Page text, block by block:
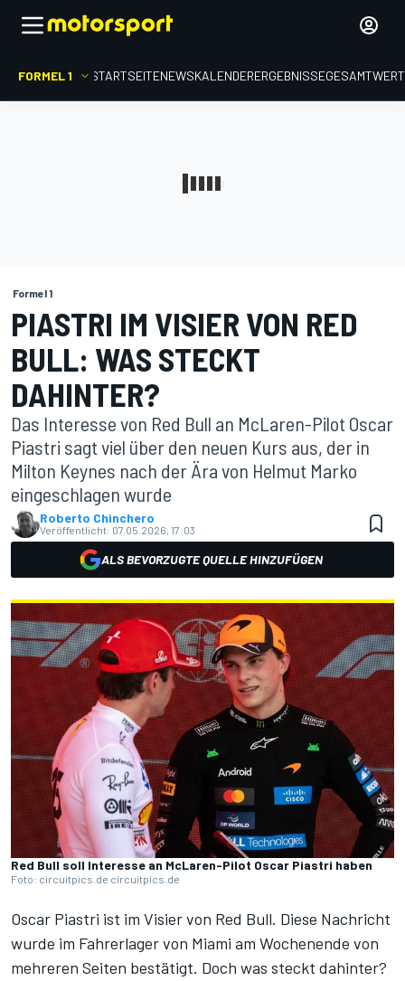
FORMEL 1 STARTSEITENEWSKALENDERERGEBNISSE
Formel 1
PIASTRI IM VISIER VON RED
BULL: WAS STECKT
DAHINTER?
Das Interesse von Red Bull an McLaren-Pilot Oscar
Piastri sagt viel über den neuen Kurs aus, der in
Milton Keynes nach der Ära von Helmut Marko
eingeschlagen wurde
Roberto Chinchero
Veröffentlicht: 07.05.2026, 17:03
ALS BEVORZUGTE QUELLE HINZUFÜGEN
Red Bull soll Interesse an McLaren-Pilot Oscar Piastri haben
Foto: circuitpics.de circuitpics.de
Oscar Piastri ist im Visier von Red Bull. Diese Nachricht
wurde im Fahrerlager von Miami am Wochenende von
mehreren Seiten bestätigt. Doch was steckt dahinter?